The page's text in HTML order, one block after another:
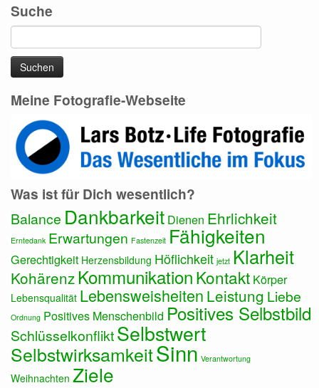
Suche
nach:
Meine Fotografie-Webseite
Was ist für Dich wesentlich?
Balance Dankbarkeit Dienen Ehrlichkeit
Erntedank Erwartungen Fastenzeit Fähigkeiten
Gerechtigkeit Herzensbildung Höflichkeit jetzt Klarheit
Kohärenz KommunikationKontakt Körper
Lebensqualität Lebensweisheiten Leistung Liebe
Ordnung Positives Menschenbild Positives Selbstbild
SchlüsselkonfliktSelbstwert
SelbstwirksamkeitSinn Verantwortung
Weihnachten Ziele